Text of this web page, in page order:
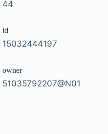
44
id
15032444197
owner
51035792207@N01